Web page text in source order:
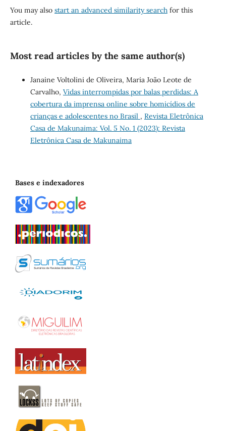
You may also start an advanced similarity searchfor this
article.
Most read articles by the same author(s)
Janaine Voltolini de Oliveira, Maria João Leote de
Carvalho, Vidas interrompidas por balas perdidas: A
cobertura da imprensa online sobre homicídios de
crianças e adolescentes no Brasil , Revista Eletrônica
Casa de Makunaima: Vol. 5 No. 1 (2023): Revista
Eletrônica Casa de Makunaima
Bases e indexadores